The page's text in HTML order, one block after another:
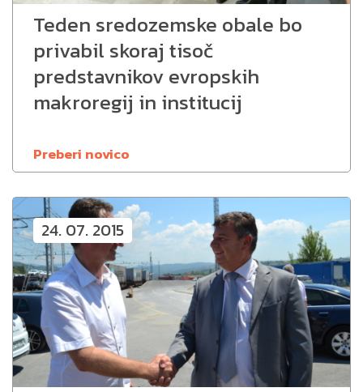
Teden sredozemske obale bo
privabil skoraj tisoč
predstavnikov evropskih
makroregij in institucij
Preberi novico
24. 07. 2015